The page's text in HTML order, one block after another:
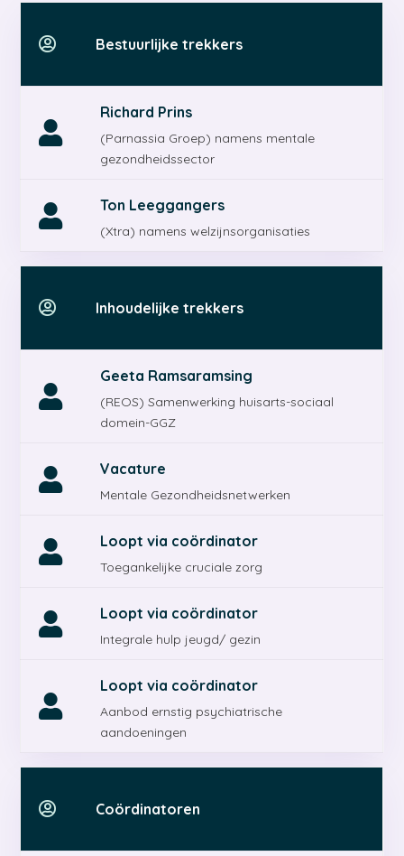
 Bestuurlijke trekkers

Richard Prins
(Parnassia Groep) namens mentale
gezondheidssector
 Ton Leeggangers
(Xtra) namens welzijnsorganisaties
 Inhoudelijke trekkers

Geeta Ramsaramsing
(REOS) Samenwerking huisarts-sociaal
domein-GGZ
 Vacature
Mentale Gezondheidsnetwerken
 Loopt via coördinator
Toegankelijke cruciale zorg​
 Loopt via coördinator
Integrale hulp jeugd/ gezin​

Loopt via coördinator
Aanbod ernstig psychiatrische
aandoeningen
 Coördinatoren